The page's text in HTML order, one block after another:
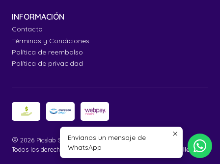
INFORMACIÓN
Contacto
Términos y Condiciones
Política de reembolso
Política de privacidad
2026 Picslab Store.
Todos los derechos reservados.
Desarrollado por Jumpseller .
Envíanos un mensaje de
WhatsApp